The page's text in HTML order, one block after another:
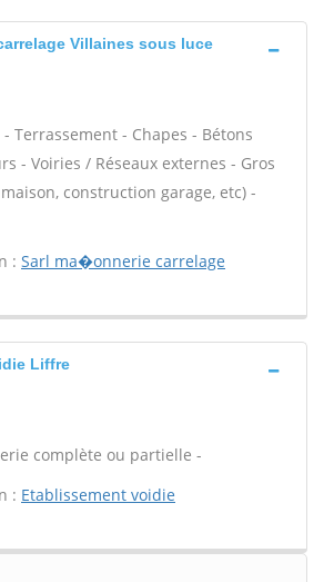
Villaines sous luce
Terrassement - Chapes - Bétons
- Voiries / Réseaux externes - Gros
construction garage, etc) -
: Sarl ma�onnerie carrelage
Liffre
complète ou partielle -
: Etablissement voidie